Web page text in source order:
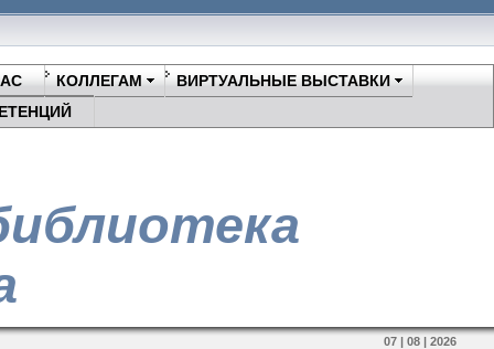
КОЛЛЕГАМ
ВИРТУАЛЬНЫЕ ВЫСТАВКИ
07 | 08 | 2026